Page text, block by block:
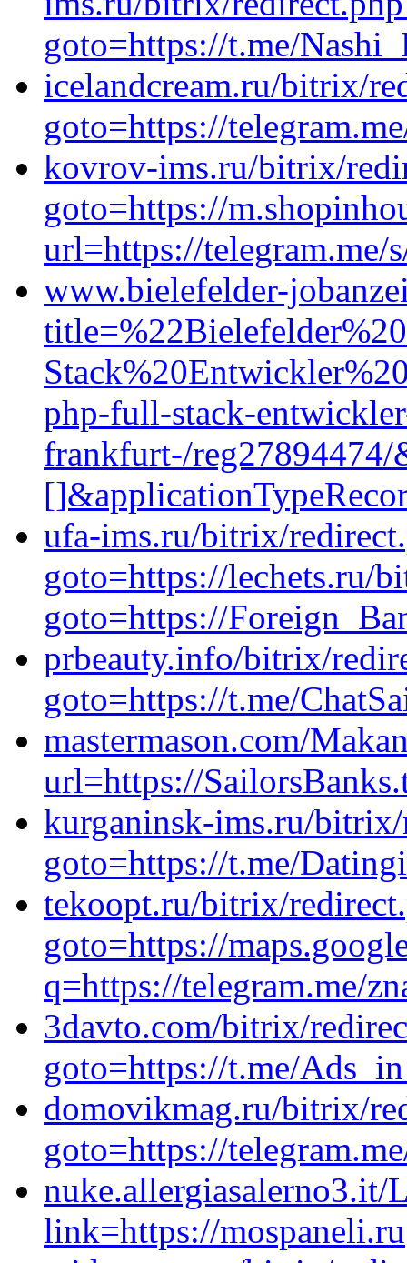
goto=https://t.me/
icelandcream.ru/bitrix/
goto=https://
kovrov-ims.ru/bitrix/
goto=https://
url=https://telegram.me/
www.bielefelder-
php-full-stack-
frankfurt-/
ufa-ims.ru/bitrix/
goto=https://lechets.ru/
goto=https://
prbeauty.info/bitrix/
goto=https://t.me/
mastermason.com/
url=https://
kurganinsk-ims.ru/bitrix/
goto=https://t.me/
tekoopt.ru/bitrix/
goto=https://
q=https://telegram.me/
3davto.com/bitrix/
goto=https://t.me/
domovikmag.ru/bitrix/
goto=https://
nuke.allergiasalerno3.it/
link=https://mospaneli.ru